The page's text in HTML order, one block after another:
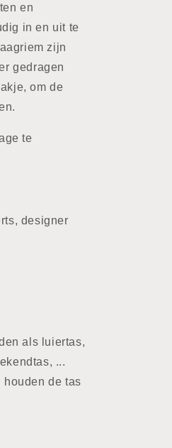
en
in en uit te
zijn
gedragen
om de
te
designer
als luiertas,
...
de tas